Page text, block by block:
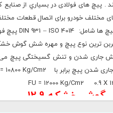
های فولادی در بسیاري از صنایع
مختلف خودرو برای اتصال قطعات
ترین نوع پیچ و مهره شش گوش
خشکه 12.9